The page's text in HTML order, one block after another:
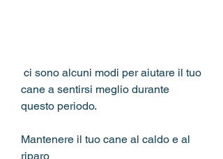
cane a sentirsi meglio durante
questo periodo.
Mantenere il tuo cane al caldo e al
riparo